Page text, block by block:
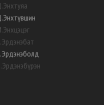
.Энхтуяа
.Энхтүвшин
.Энхцэцэг
.Эрдэнэбат
.Эрдэнэболд
.Эрдэнэбүрэн